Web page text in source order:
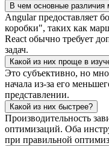
В чем основные
Angular предоставляет
коробки", таких как
React обычно требует
задач.
Какой из них проще в
Это субъективно, но
начала из-за его
представлении.
Какой из них быстрее?
Производительность
оптимизаций. Оба
при правильной